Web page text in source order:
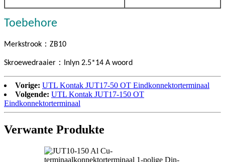
Toebehore
Merkstrook ： ZB10
Skroewedraaier ： Inlyn 2.5*14 A woord
Vorige: UTL Kontak JUT17-50 OT Eindkonnektorterminaal
Volgende: UTL Kontak JUT17-150 OT
Eindkonnektorterminaal
Verwante Produkte